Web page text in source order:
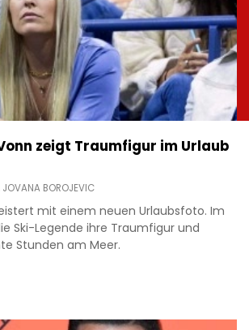
zeigt Traumfigur im Urlaub
JOVANA BOROJEVIC
mit einem neuen Urlaubsfoto. Im
Ski-Legende ihre Traumfigur und
Stunden am Meer.